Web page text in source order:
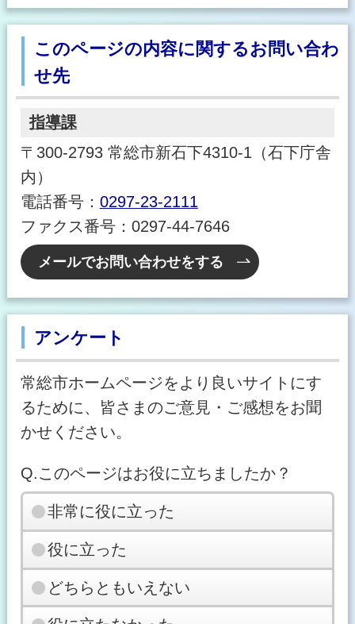
このページの内容に関するお問い合わ
せ先
指導課
〒300-2793 常総市新石下4310-1（石下庁舎
内）
電話番号： 0297-23-2111
ファクス番号：0297-44-7646
メールでお問い合わせをする
アンケート
常総市ホームページをより良いサイトにす
るために、皆さまのご意見・ご感想をお聞
かせください。
Q.このページはお役に立ちましたか？
非常に役に立った
役に立った
どちらともいえない